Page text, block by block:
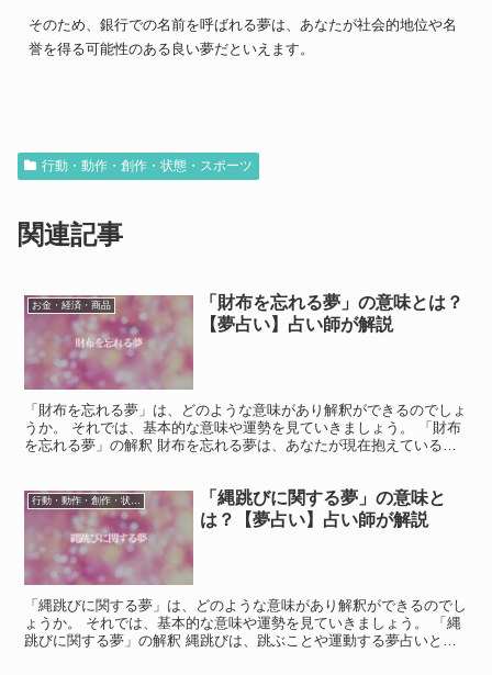
そのため、銀行での名前を呼ばれる夢は、あなたが社会的地位や名
誉を得る可能性のある良い夢だといえます。
行動・動作・創作・状態・スポーツ
関連記事
お金・経済・商品
「財布を忘れる夢」の意味とは？
【夢占い】占い師が解説
「財布を忘れる夢」は、どのような意味があり解釈ができるのでしょ
うか。 それでは、基本的な意味や運勢を見ていきましょう。 「財布
を忘れる夢」の解釈 財布を忘れる夢は、あなたが現在抱えている問
行動・動作・創作・状態・スポーツ
「縄跳びに関する夢」の意味と
は？【夢占い】占い師が解説
「縄跳びに関する夢」は、どのような意味があり解釈ができるのでし
ょうか。 それでは、基本的な意味や運勢を見ていきましょう。 「縄
跳びに関する夢」の解釈 縄跳びは、跳ぶことや運動する夢占いとな